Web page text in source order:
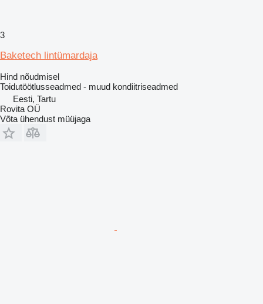
3
Baketech lintümardaja
Hind nõudmisel
Toidutöötlusseadmed - muud kondiitriseadmed
Eesti, Tartu
Rovita OÜ
Võta ühendust müüjaga